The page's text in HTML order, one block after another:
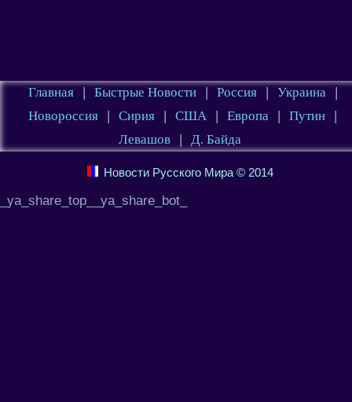
Главная | Быстрые Новости | Россия | Украина
|
Новороссия
| Сирия | США | Европа | Путин
|
Левашов
| Д. Байда
Новости Русского Мира © 2014
_ya_share_top__ya_share_bot_